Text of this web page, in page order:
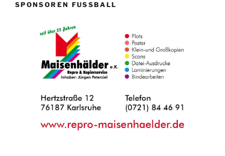
SPONSOREN FUSSBALL